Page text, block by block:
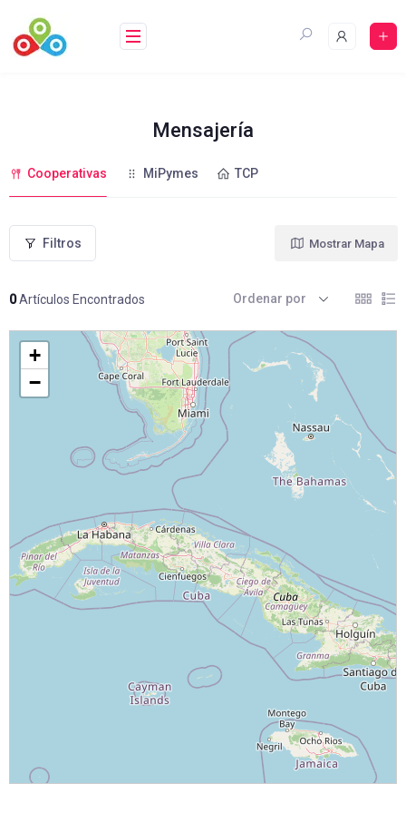
contenido
Mensajería
Cooperativas MiPymes TCP
Filtros
0Artículos Encontrados
Mostrar Mapa
Ordenar por
+
−